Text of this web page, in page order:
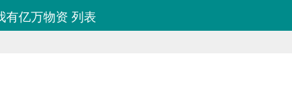
有亿万物资 列表